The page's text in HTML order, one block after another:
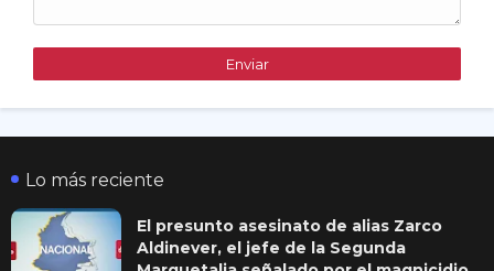
Lo más reciente
El presunto asesinato de alias Zarco
Aldinever, el jefe de la Segunda